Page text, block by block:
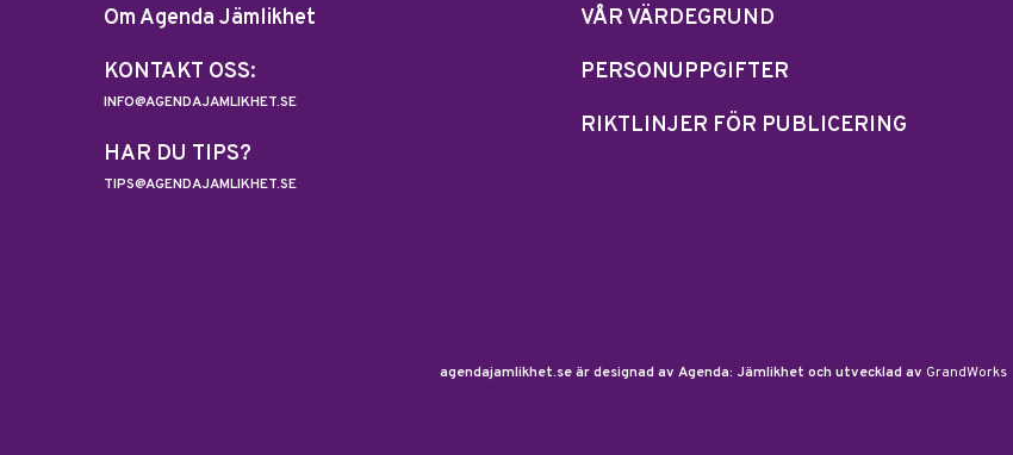
Om Agenda Jämlikhet
KONTAKT OSS:
INFO@AGENDAJAMLIKHET.SE
HAR DU TIPS?
TIPS@AGENDAJAMLIKHET.SE
VÅR VÄRDEGRUND
PERSONUPPGIFTER
RIKTLINJER FÖR PUBLICERING
agendajamlikhet.se är designad av Agenda: Jämlikhet och utvecklad av GrandWorks